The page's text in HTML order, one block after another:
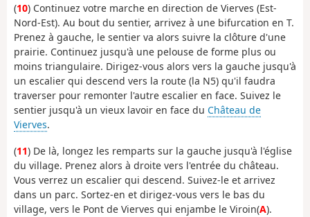
(10) Continuez votre marche en direction de Vierves (Est-
Nord-Est). Au bout du sentier, arrivez à une bifurcation en T.
Prenez à gauche, le sentier va alors suivre la clôture d'une
prairie. Continuez jusqu'à une pelouse de forme plus ou
moins triangulaire. Dirigez-vous alors vers la gauche jusqu'à
un escalier qui descend vers la route (la N5) qu'il faudra
traverser pour remonter l'autre escalier en face. Suivez le
sentier jusqu'à un vieux lavoir en face du Château de
Vierves.
(11) De là, longez les remparts sur la gauche jusqu'à l'église
du village. Prenez alors à droite vers l'entrée du château.
Vous verrez un escalier qui descend. Suivez-le et arrivez
dans un parc. Sortez-en et dirigez-vous vers le bas du
village, vers le Pont de Vierves qui enjambe le Viroin(A).